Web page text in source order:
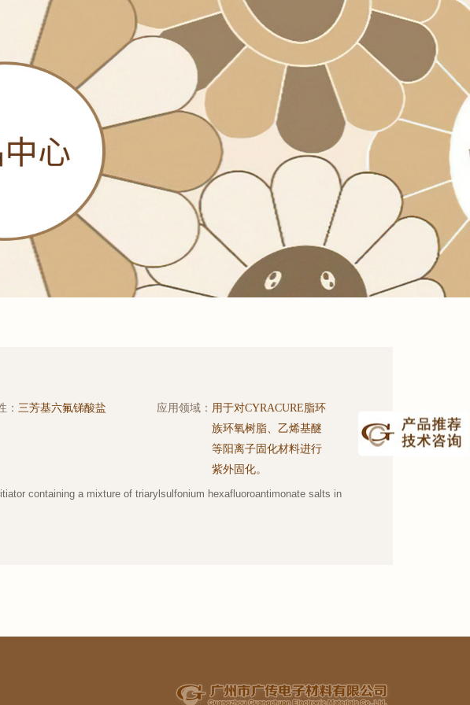
：三芳基六氟锑酸盐 应用领域： 用于对CYRACURE脂环
族环氧树脂、乙烯基醚
等阳离子固化材料进行
紫外固化。
containing a mixture of triarylsulfonium hexafluoroantimonate salts in